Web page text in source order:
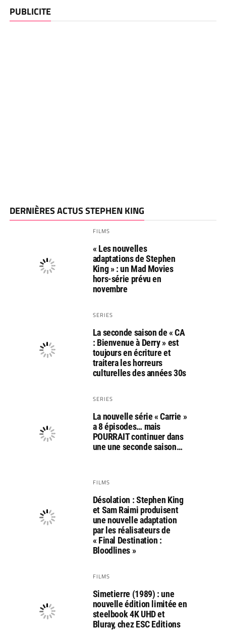
PUBLICITE
DERNIÈRES ACTUS STEPHEN KING
FILMS
« Les nouvelles
adaptations de Stephen
King » : un Mad Movies
hors-série prévu en
novembre
SERIES
La seconde saison de « CA
: Bienvenue à Derry » est
toujours en écriture et
traitera les horreurs
culturelles des années 30s
SERIES
La nouvelle série « Carrie »
a 8 épisodes… mais
POURRAIT continuer dans
une une seconde saison…
FILMS
Désolation : Stephen King
et Sam Raimi produisent
une nouvelle adaptation
par les réalisateurs de
« Final Destination :
Bloodlines »
FILMS
Simetierre (1989) : une
nouvelle édition limitée en
steelbook 4K UHD et
Bluray, chez ESC Editions